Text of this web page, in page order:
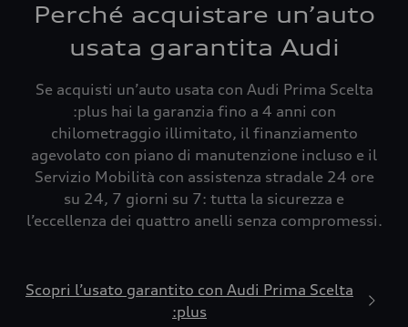
Perché acquistare un’auto
usata garantita Audi
Se acquisti un’auto usata con Audi Prima Scelta
:plus hai la garanzia fino a 4 anni con
chilometraggio illimitato, il finanziamento
agevolato con piano di manutenzione incluso e il
Servizio Mobilità con assistenza stradale 24 ore
su 24, 7 giorni su 7: tutta la sicurezza e
l’eccellenza dei quattro anelli senza compromessi.
Scopri l’usato garantito con Audi Prima Scelta
:plus